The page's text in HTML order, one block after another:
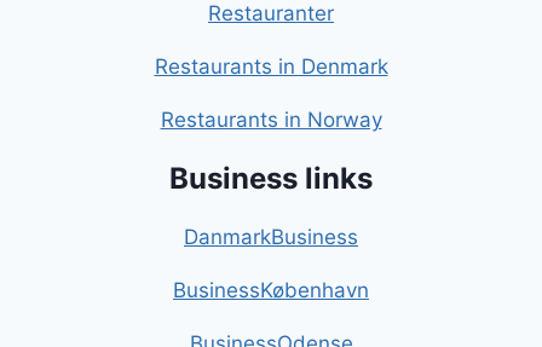
Restauranter
Restaurants in Denmark
Restaurants in Norway
Business links
DanmarkBusiness
BusinessKøbenhavn